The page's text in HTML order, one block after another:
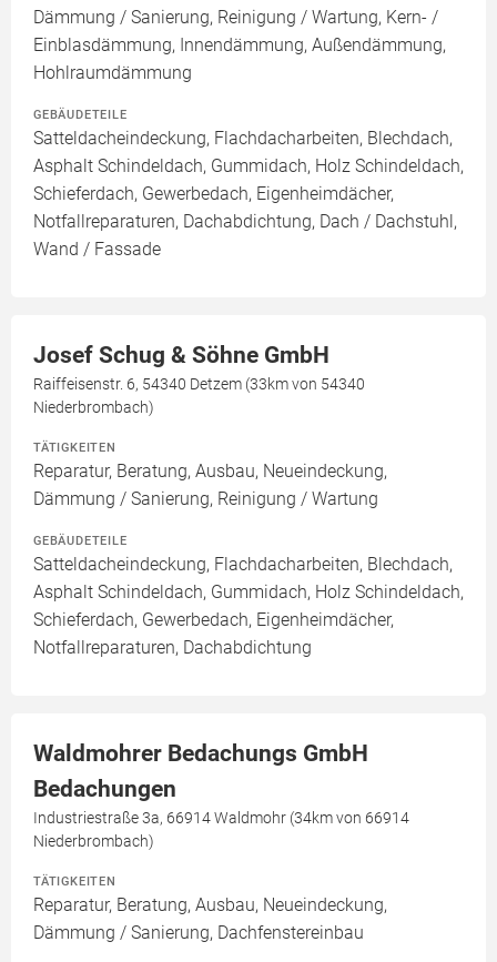
Dämmung / Sanierung, Reinigung / Wartung, Kern- /
Einblasdämmung, Innendämmung, Außendämmung,
Hohlraumdämmung
GEBÄUDETEILE
Satteldacheindeckung, Flachdacharbeiten, Blechdach,
Asphalt Schindeldach, Gummidach, Holz Schindeldach,
Schieferdach, Gewerbedach, Eigenheimdächer,
Notfallreparaturen, Dachabdichtung, Dach / Dachstuhl,
Wand / Fassade
Josef Schug & Söhne GmbH
Raiffeisenstr. 6, 54340 Detzem (33km von 54340
Niederbrombach)
TÄTIGKEITEN
Reparatur, Beratung, Ausbau, Neueindeckung,
Dämmung / Sanierung, Reinigung / Wartung
GEBÄUDETEILE
Satteldacheindeckung, Flachdacharbeiten, Blechdach,
Asphalt Schindeldach, Gummidach, Holz Schindeldach,
Schieferdach, Gewerbedach, Eigenheimdächer,
Notfallreparaturen, Dachabdichtung
Waldmohrer Bedachungs GmbH
Bedachungen
Industriestraße 3a, 66914 Waldmohr (34km von 66914
Niederbrombach)
TÄTIGKEITEN
Reparatur, Beratung, Ausbau, Neueindeckung,
Dämmung / Sanierung, Dachfenstereinbau